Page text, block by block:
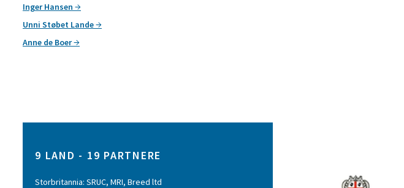
Inger Hansen
Unni Støbet Lande
Anne de Boer
9 LAND - 19 PARTNERE
Storbritannia: SRUC, MRI, Breed ltd